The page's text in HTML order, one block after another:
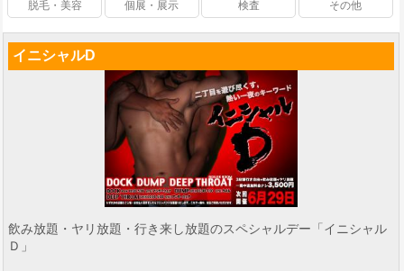
脱毛・美容 個展・展示 検査 その他
イニシャルD
飲み放題・ヤリ放題・行き来し放題のスペシャルデー「イニシャル
Ｄ」